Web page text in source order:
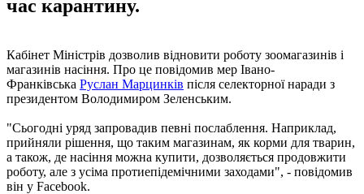
час карантину.
Кабінет Міністрів дозволив відновити роботу зоомагазинів і
магазинів насіння. Про це повідомив мер Івано-
Франківська Руслан Марцинків після селекторної наради з
президентом Володимиром Зеленським.
"Сьогодні уряд запровадив певні послаблення. Наприклад,
прийняли рішення, що таким магазинам, як корми для тварин,
а також, де насіння можна купити, дозволяється продовжити
роботу, але з усіма протиепідемічними заходами", - повідомив
він у Facebook.